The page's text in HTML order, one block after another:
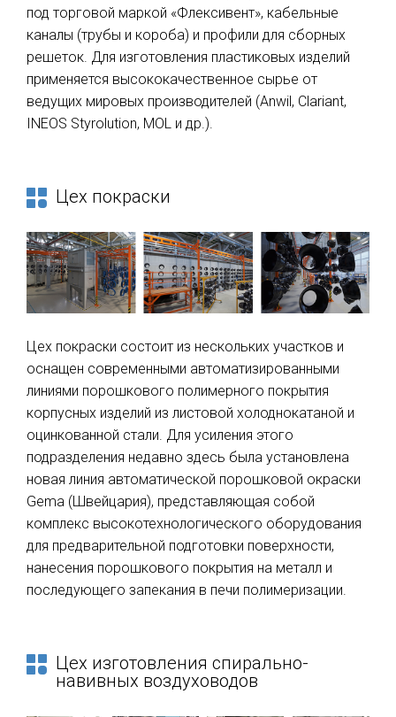
под торговой маркой «Флексивент», кабельные
каналы (трубы и короба) и профили для сборных
решеток. Для изготовления пластиковых изделий
применяется высококачественное сырье от
ведущих мировых производителей (Anwil, Clariant,
INEOS Styrolution, MOL и др.).
Цех покраски
Цех покраски состоит из нескольких участков и
оснащен современными автоматизированными
линиями порошкового полимерного покрытия
корпусных изделий из листовой холоднокатаной и
оцинкованной стали. Для усиления этого
подразделения недавно здесь была установлена
новая линия автоматической порошковой окраски
Gema (Швейцария), представляющая собой
комплекс высокотехнологического оборудования
для предварительной подготовки поверхности,
нанесения порошкового покрытия на металл и
последующего запекания в печи полимеризации.
Цех изготовления спирально-
навивных воздуховодов